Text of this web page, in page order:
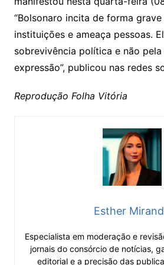
“Bolsonaro incita de forma
instituições e ameaça pessoas.
sobrevivência política e não
expressão”, publicou nas redes
Reprodução Folha Vitória
Esther
Especialista em moderação e
jornais do consórcio de notícias,
editorial e a precisão das